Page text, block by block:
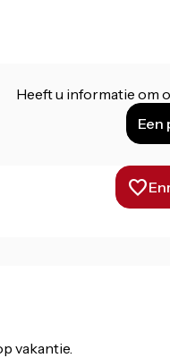
Heeft u informatie om
Een
vakantie.